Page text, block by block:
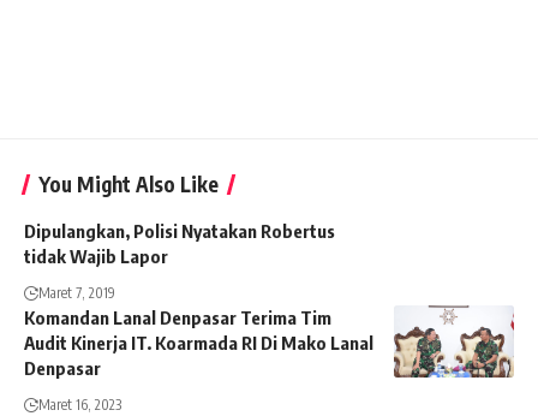
You Might Also Like
Dipulangkan, Polisi Nyatakan Robertus
tidak Wajib Lapor
Maret 7, 2019
Komandan Lanal Denpasar Terima Tim
Audit Kinerja IT. Koarmada RI Di Mako Lanal
Denpasar
Maret 16, 2023